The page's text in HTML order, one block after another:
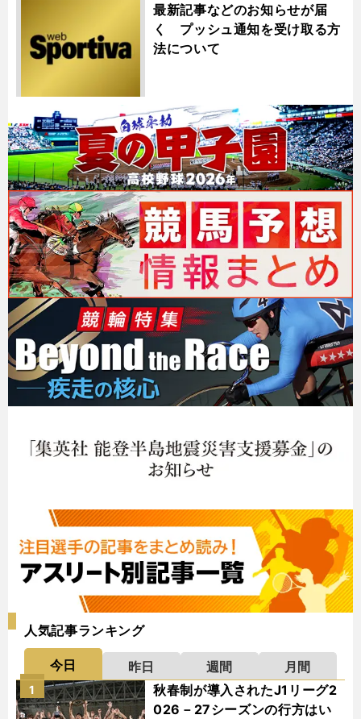
最新記事などのお知らせが届
く プッシュ通知を受け取る方
法について
人気記事ランキング
今日 昨日 週間
月間
秋春制が導入されたJ1リーグ2
026－27シーズンの行方はい
1